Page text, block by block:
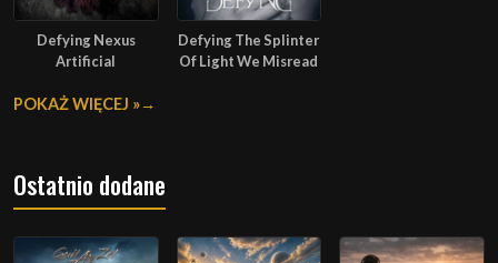
Defying Nexus
Artificial
Defying The Splinter
Of Light We Misread
POKAŻ WIĘCEJ »
Ostatnio dodane